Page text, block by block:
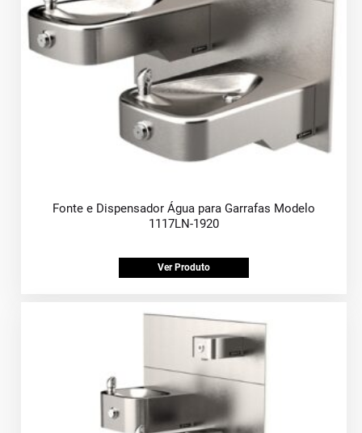
Fonte e Dispensador Água para Garrafas Modelo
1117LN-1920
Ver Produto